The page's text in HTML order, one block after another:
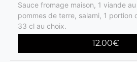
Sauce fromage maison, 1 viande
pommes de terre, salami, 1 portion
33 cl au choix.
12.00€